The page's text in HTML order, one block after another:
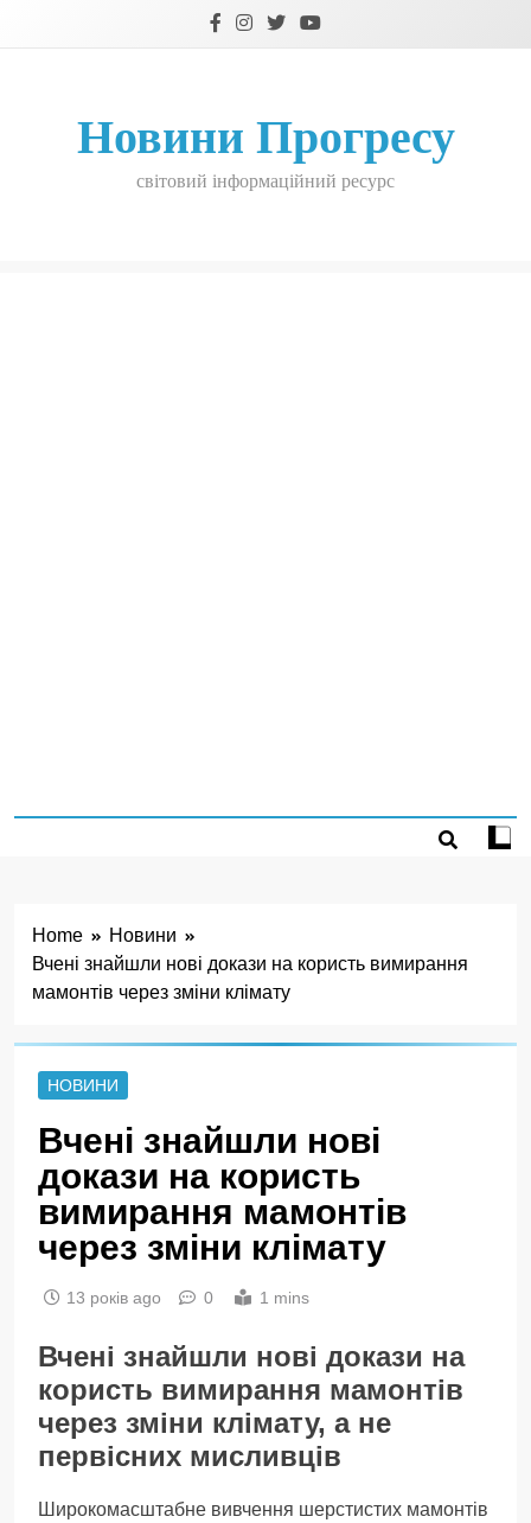
Новини Прогресу
світовий інформаційний ресурс
Home
Новини
Вчені знайшли нові докази на користь вимирання
мамонтів через зміни клімату
НОВИНИ
Вчені знайшли нові
докази на користь
вимирання мамонтів
через зміни клімату
13 років ago 0 1 mins
Вчені знайшли нові докази на
користь вимирання мамонтів
через зміни клімату, а не
первісних мисливців
Широкомасштабне вивчення шерстистих мамонтів